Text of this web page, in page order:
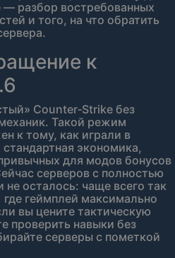
разбор востребованных
и того, на что обратить
к
Counter‑Strike без
Такой режим
к тому, как играли в
экономика,
для модов бонусов
серверов с полностью
осталось: чаще всего так
геймплей максимально
вы цените тактическую
проверить навыки без
серверы с пометкой